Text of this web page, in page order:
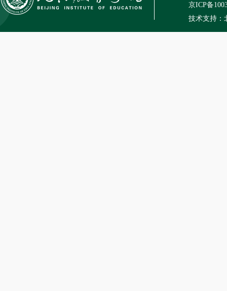
京ICP备
技术支持：